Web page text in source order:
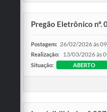
Pregão Eletrônico nº.
Postagem: 26/02/2026 às
Realização: 13/03/2026 às
Situação: ABERTO